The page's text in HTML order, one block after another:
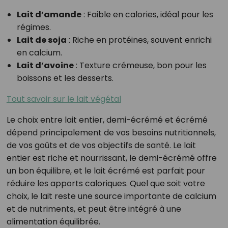
Lait d’amande: Faible en calories, idéal pour les
régimes.
Lait de soja : Riche en protéines, souvent enrichi
en calcium.
Lait d’avoine: Texture crémeuse, bon pour les
boissons et les desserts.
Tout savoir sur le lait végétal
Le choix entre lait entier, demi-écrémé et écrémé
dépend principalement de vos besoins nutritionnels,
de vos goûts et de vos objectifs de santé. Le lait
entier est riche et nourrissant, le demi-écrémé offre
un bon équilibre, et le lait écrémé est parfait pour
réduire les apports caloriques. Quel que soit votre
choix, le lait reste une source importante de calcium
et de nutriments, et peut être intégré à une
alimentation équilibrée.